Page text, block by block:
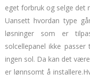
eget forbruk og selge det
Uansett hvordan type
løsninger som er
solcellepanel ikke
ingen sol. Da kan det
er lønnsomt å installere.